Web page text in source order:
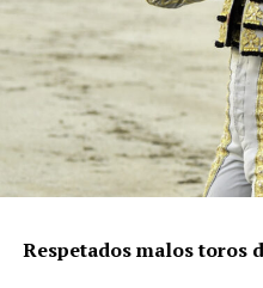
Respetados malos toros